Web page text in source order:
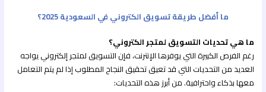
ما أفضل طريقة تسويق الكتروني في السعودية 2025؟
ما هي تحديات التسويق لمتجر الكتروني؟
رغم الفرص الكبيرة التي يوفرها الإنترنت، فإن التسويق لمتجر إلكتروني يواجه
العديد من التحديات التي قد تعيق تحقيق النجاح المطلوب إذا لم يتم التعامل
معها بذكاء واحترافية. من أبرز هذه التحديات: